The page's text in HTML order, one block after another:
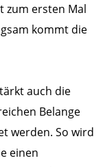
zum ersten Mal
kommt die
auch die
Belange
werden. So wird
einen